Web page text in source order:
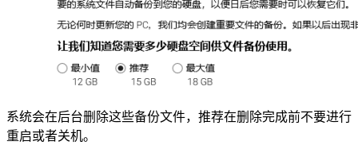
系统会在后台删除这些备份文件，推荐在删除完成前不要进行
重启或者关机。